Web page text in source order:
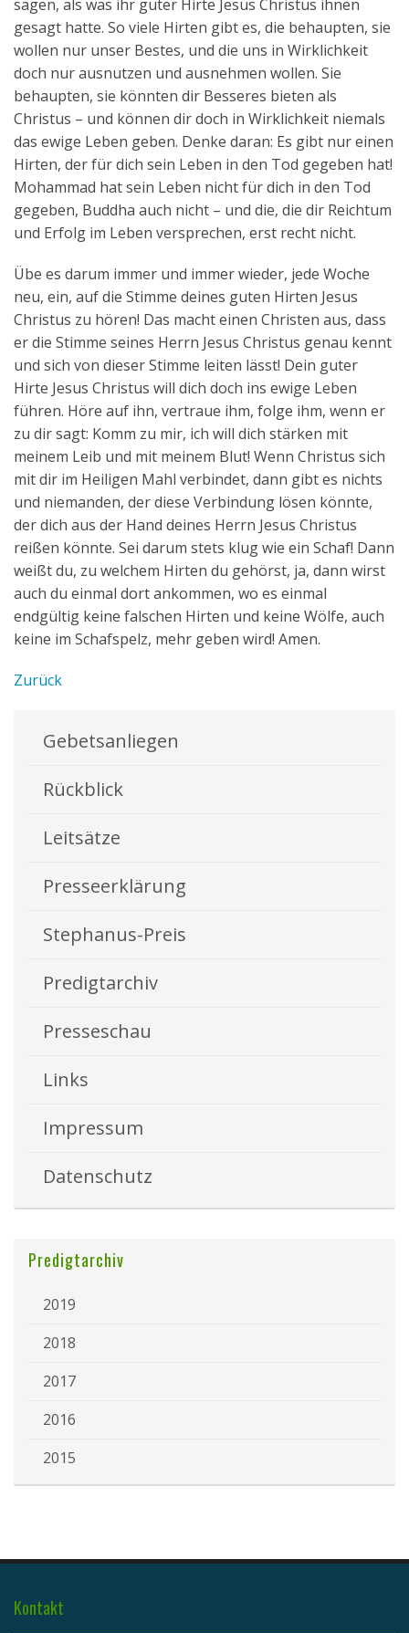
sagen, als was ihr guter Hirte Jesus Christus ihnen
gesagt hatte. So viele Hirten gibt es, die behaupten, sie
wollen nur unser Bestes, und die uns in Wirklichkeit
doch nur ausnutzen und ausnehmen wollen. Sie
behaupten, sie könnten dir Besseres bieten als
Christus – und können dir doch in Wirklichkeit niemals
das ewige Leben geben. Denke daran: Es gibt nur einen
Hirten, der für dich sein Leben in den Tod gegeben hat!
Mohammad hat sein Leben nicht für dich in den Tod
gegeben, Buddha auch nicht – und die, die dir Reichtum
und Erfolg im Leben versprechen, erst recht nicht.
Übe es darum immer und immer wieder, jede Woche
neu, ein, auf die Stimme deines guten Hirten Jesus
Christus zu hören! Das macht einen Christen aus, dass
er die Stimme seines Herrn Jesus Christus genau kennt
und sich von dieser Stimme leiten lässt! Dein guter
Hirte Jesus Christus will dich doch ins ewige Leben
führen. Höre auf ihn, vertraue ihm, folge ihm, wenn er
zu dir sagt: Komm zu mir, ich will dich stärken mit
meinem Leib und mit meinem Blut! Wenn Christus sich
mit dir im Heiligen Mahl verbindet, dann gibt es nichts
und niemanden, der diese Verbindung lösen könnte,
der dich aus der Hand deines Herrn Jesus Christus
reißen könnte. Sei darum stets klug wie ein Schaf! Dann
weißt du, zu welchem Hirten du gehörst, ja, dann wirst
auch du einmal dort ankommen, wo es einmal
endgültig keine falschen Hirten und keine Wölfe, auch
keine im Schafspelz, mehr geben wird! Amen.
Zurück
Gebetsanliegen
Rückblick
Leitsätze
Presseerklärung
Stephanus-Preis
Predigtarchiv
Presseschau
Links
Impressum
Datenschutz
Predigtarchiv
2019
2018
2017
2016
2015
Kontakt